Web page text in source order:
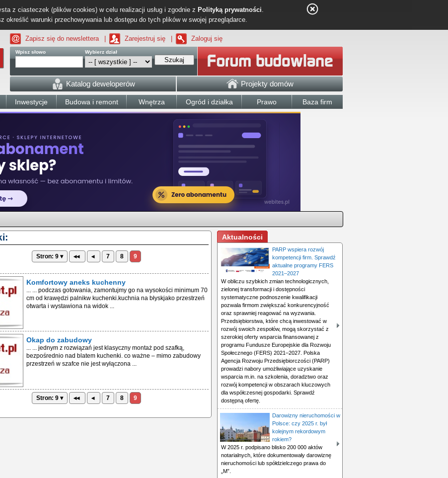
z ciasteczek (plików cookies) w celu realizacji usług i zgodnie z Polityką prywatności.
określić warunki przechowywania lub dostępu do tych plików w swojej przeglądarce.
Zapisz się do newslettera Zarejestruj się Zaloguj się
Wpisz słowo Wybierz dział
Szukaj
Katalog deweloperów Projekty domów
Inwestycje Budowa i remont Wnętrza Ogród i działka Prawo Baza firm
Stron: 9 ▾ ◂◂ ◂ 7 8 9
Komfortowy aneks kuchenny
... ... podczas gotowania, zamontujmy go na wysokości minimum 70
cm od krawędzi palnikw kuchenki.kuchnia na błyskjako przestrzeń
otwarta i wystawiona na widok ...
Okap do zabudowy
... ... jednym z rozwiązań jest klasyczny montaż pod szafką,
bezpośrednio nad blatem kuchenki. co ważne – mimo zabudowy
przestrzeń w szafce nie jest wyłączona ...
Stron: 9 ▾ ◂◂ ◂ 7 8 9
Aktualności
PARP wspiera rozwój
kompetencji firm. Sprawdź
aktualne programy FERS
2021–2027
W obliczu szybkich zmian technologicznych,
zielonej transformacji i dostępności
systematyczne podnoszenie kwalifikacji
pozwala firmom zwiększać konkurencyjność
oraz sprawniej reagować na wyzwania.
Przedsiębiorstwa, które chcą inwestować w
rozwój swoich zespołów, mogą skorzystać z
szerokiej oferty wsparcia finansowanej z
programu Fundusze Europejskie dla Rozwoju
Społecznego (FERS) 2021–2027. Polska
Agencja Rozwoju Przedsiębiorczości (PARP)
prowadzi nabory umożliwiające uzyskanie
wsparcia m.in. na szkolenia, doradztwo oraz
rozwój kompetencji w obszarach kluczowych
dla współczesnej gospodarki. Sprawdź
dostępną ofertę.
Darowizny nieruchomości w
Polsce: czy 2025 r. był
kolejnym rekordowym
rokiem?
W 2025 r. podpisano blisko 200 000 aktów
notarialnych, które dokumentowały darowiznę
nieruchomości lub spółdzielczego prawa do
„M”.